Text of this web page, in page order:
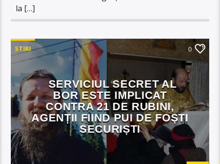
la […]
STIRI 0
SERVICIUL SECRET AL
BOR ESTE IMPLICAT
CONTRA 21 DE RUBINI,
AGENȚII FIIND PUI DE FOȘTI
SECURIȘTI